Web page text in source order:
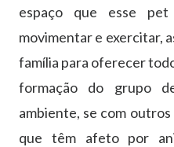
espaço que esse
movimentar e exercitar,
família para oferecer
formação do grupo
ambiente, se com outros
que têm afeto por